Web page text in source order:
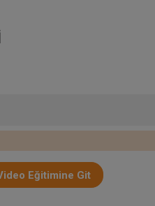
Eğitimine Git